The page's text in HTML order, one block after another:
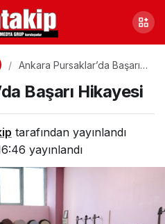
Ankara Pursaklar’da Başarı
Başarı Hikayesi
tarafından yayınlandı
yayınlandı
Paylaş